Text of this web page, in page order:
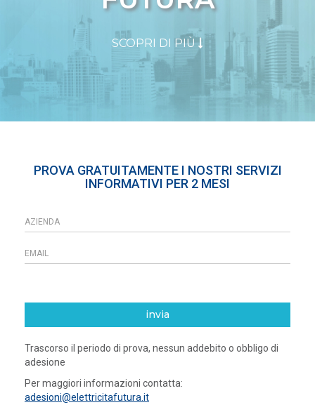
SCOPRI DI PIÙ
PROVA GRATUITAMENTE I NOSTRI SERVIZI
INFORMATIVI PER 2 MESI
invia
Trascorso il periodo di prova, nessun addebito o obbligo di
adesione
Per maggiori informazioni contatta:
adesioni@elettricitafutura.it